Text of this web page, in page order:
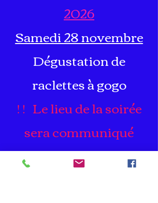
2026
​Samedi 28 novembre
Dégustation de
raclettes à gogo
! ! Le lieu de la soirée
sera communiqué
prochainement ! !